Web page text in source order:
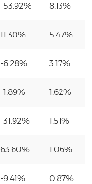
-53.92% 8.13%
11.30% 5.47%
-6.28% 3.17%
-1.89% 1.62%
-31.92% 1.51%
63.60% 1.06%
-9.41% 0.87%